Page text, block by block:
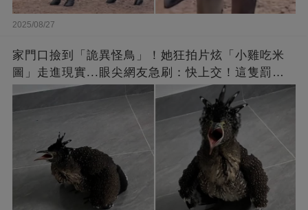
2025/08/27
家門口撿到「詭異怪鳥」！她狂拍片炫「小雞吃米
圖」走進現實...眼尖網友急刷：快上交！這隻罰很